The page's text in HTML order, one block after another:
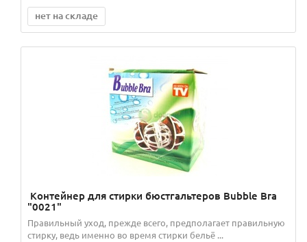
нет на складе
Контейнер для стирки бюстгальтеров Bubble Bra
"0021"
Правильный уход, прежде всего, предполагает правильную
стирку, ведь именно во время стирки бельё ...